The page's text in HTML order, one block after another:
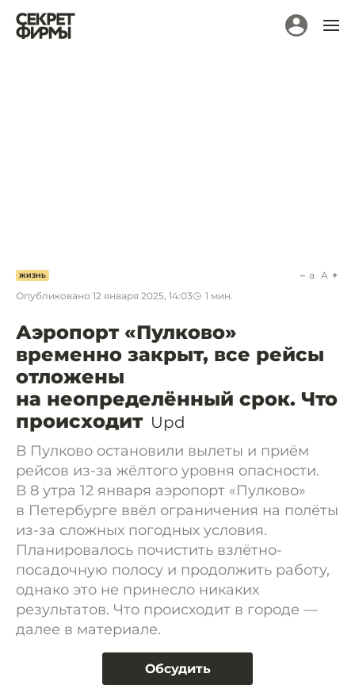
ЖИЗНЬ
Опубликовано 12 января 2025, 14:03 1 мин.
a A
Аэропорт «Пулково»
временно закрыт, все рейсы
отложены
на неопределённый срок. Что
происходит Upd
В Пулково остановили вылеты и приём
рейсов из-за жёлтого уровня опасности.
В 8 утра 12 января аэропорт «Пулково»
в Петербурге ввёл ограничения на полёты
из-за сложных погодных условия.
Планировалось почистить взлётно-
посадочную полосу и продолжить работу,
однако это не принесло никаких
результатов. Что происходит в городе —
далее в материале.
Обсудить